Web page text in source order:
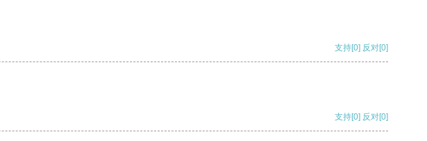
支持[0] 反对[0]
支持[0] 反对[0]